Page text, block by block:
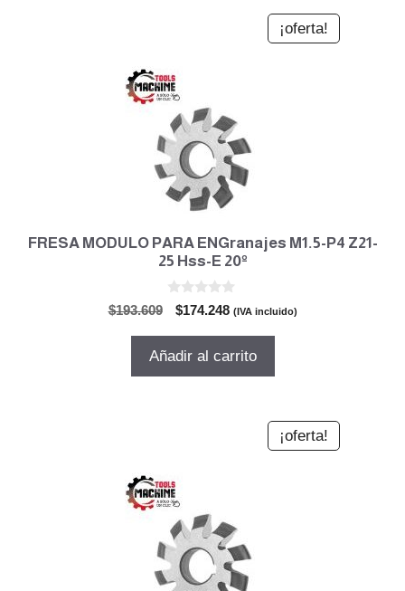
¡oferta!
FRESA MODULO PARA ENGranajes M1.5-P4 Z21-
25 Hss-E 20º
$193.609
El
original
$174.248El
actual
(IVA incluido)
Añadir al carrito
¡oferta!